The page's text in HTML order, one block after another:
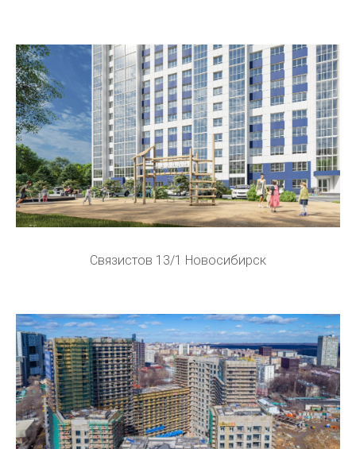
Связистов 13/1 Новосибирск